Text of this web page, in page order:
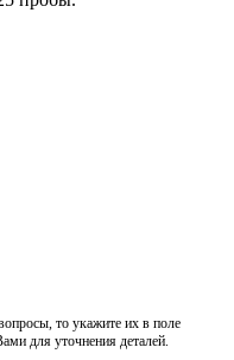
то укажите их в поле
для уточнения деталей.